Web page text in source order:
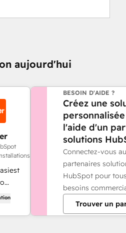
aujourd'hui
and
to
BESOIN D'AIDE ?
Créez une
l'aide d'un
solutions
Connectez-vous
partenaires
HubSpot pour
besoins
Trouver un